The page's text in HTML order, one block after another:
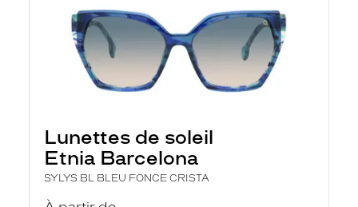
Lunettes de soleil
Etnia Barcelona
SYLYS BL BLEU FONCE CRISTA